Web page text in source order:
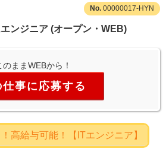
00000017-HYN
ンジニア (オープン・WEB)
のままWEBから！
仕事に応募する
高給与可能！【ITエンジニア】